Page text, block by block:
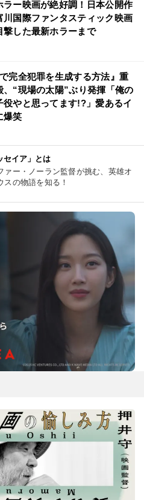
ラー映画が絶好調！日本公開作
川国際ファンタスティック映画
撃した最新ホラーまで
で完全犯罪を生成する方法』重
、“現場の太陽”ぶり発揮「俺の
役やと思ってます!?」愛あるイ
爆笑
セイア」とは
ァー・ノーラン監督が挑む、英雄オ
スの物語を知る！